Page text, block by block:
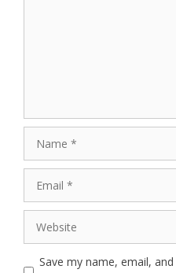
Website
Save my name, email,